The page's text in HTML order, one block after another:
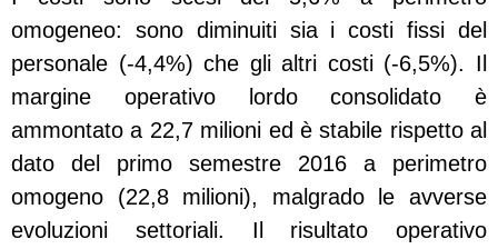
omogeneo: sono diminuiti sia i costi fissi del
personale (-4,4%) che gli altri costi (-6,5%). Il
margine operativo lordo consolidato è
ammontato a 22,7 milioni ed è stabile rispetto al
dato del primo semestre 2016 a perimetro
omogeno (22,8 milioni), malgrado le avverse
evoluzioni settoriali. Il risultato operativo